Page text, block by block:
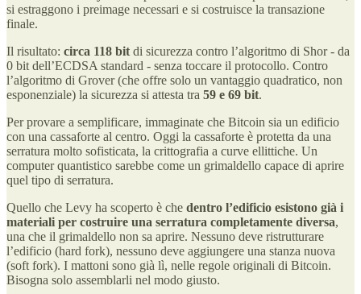
si estraggono i preimage necessari e si costruisce la transazione
finale.
Il risultato: circa 118 bit di sicurezza contro l’algoritmo di Shor - da
0 bit dell’ECDSA standard - senza toccare il protocollo. Contro
l’algoritmo di Grover (che offre solo un vantaggio quadratico, non
esponenziale) la sicurezza si attesta tra 59 e 69 bit.
Per provare a semplificare, immaginate che Bitcoin sia un edificio
con una cassaforte al centro. Oggi la cassaforte è protetta da una
serratura molto sofisticata, la crittografia a curve ellittiche. Un
computer quantistico sarebbe come un grimaldello capace di aprire
quel tipo di serratura.
Quello che Levy ha scoperto è che dentro l’edificio esistono già i
materiali per costruire una serratura completamente diversa,
una che il grimaldello non sa aprire. Nessuno deve ristrutturare
l’edificio (hard fork), nessuno deve aggiungere una stanza nuova
(soft fork). I mattoni sono già lì, nelle regole originali di Bitcoin.
Bisogna solo assemblarli nel modo giusto.